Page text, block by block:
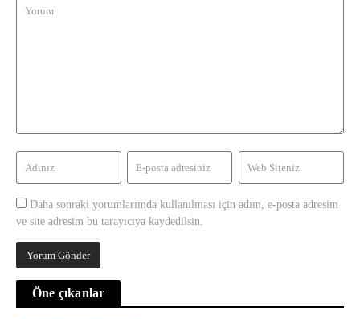
Daha sonraki yorumlarımda kullanılması için adım, e-posta adresim
ve site adresim bu tarayıcıya kaydedilsin.
Öne çıkanlar